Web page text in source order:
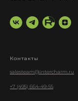
Контакты
salesteam@intercharm.ru
+7 (495) 664-49-55